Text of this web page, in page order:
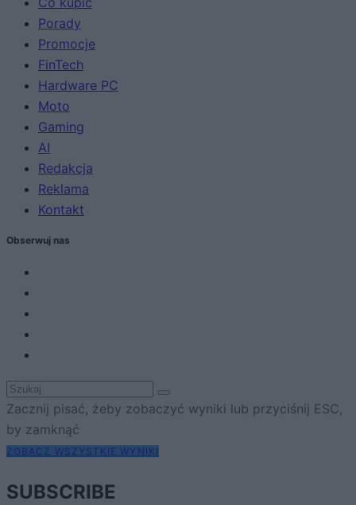
Porady
Promocje
FinTech
Hardware PC
Moto
Gaming
AI
Redakcja
Reklama
Kontakt
Obserwuj nas
Zacznij pisać, żeby zobaczyć wyniki lub przyciśnij ESC,
by zamknąć
ZOBACZ WSZYSTKIE WYNIKI
SUBSCRIBE